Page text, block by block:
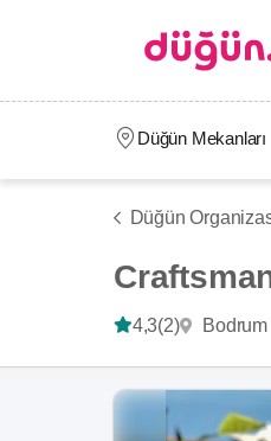
Düğün Mekanları
Düğün
4,3(2) Bodrum